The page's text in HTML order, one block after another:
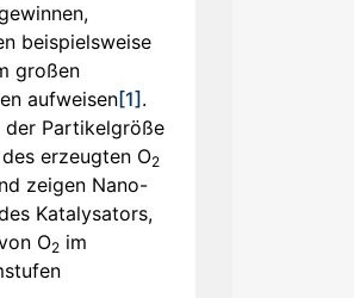
beispielsweise
großen
aufweisen[1] .
der Partikelgröße
erzeugten O2
zeigen Nano-
Katalysators,
O2 im